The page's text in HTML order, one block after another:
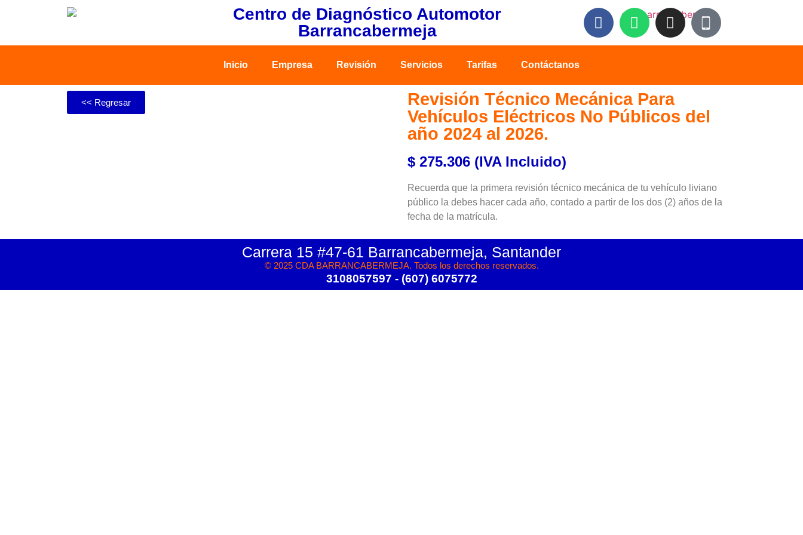
Centro de Diagnóstico Automotor
Barrancabermeja
Inicio Empresa Revisión Servicios Tarifas Contáctanos
<< Regresar
Revisión Técnico Mecánica Para
Vehículos Eléctricos No Públicos del
año 2024 al 2026.
$ 275.306 (IVA Incluido)
Recuerda que la primera revisión técnico mecánica de tu vehículo liviano
público la debes hacer cada año, contado a partir de los dos (2) años de la
fecha de la matrícula.
Carrera 15 #47-61 Barrancabermeja, Santander
© 2025 CDA BARRANCABERMEJA. Todos los derechos reservados.
3108057597 - (607) 6075772